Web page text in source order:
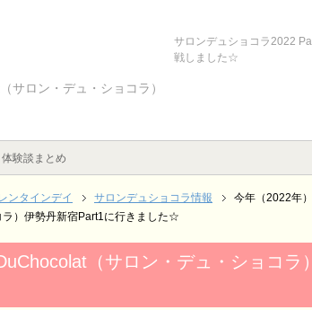
サロン・デュ・ショコラ）
サロンデュショコラ2022
戦しました☆
験談まとめ
ンタインデイ サロンデュショコラ情報
今年（2022年
）伊勢丹新宿Part1に行きました☆
（サロン・デュ・ショコラ